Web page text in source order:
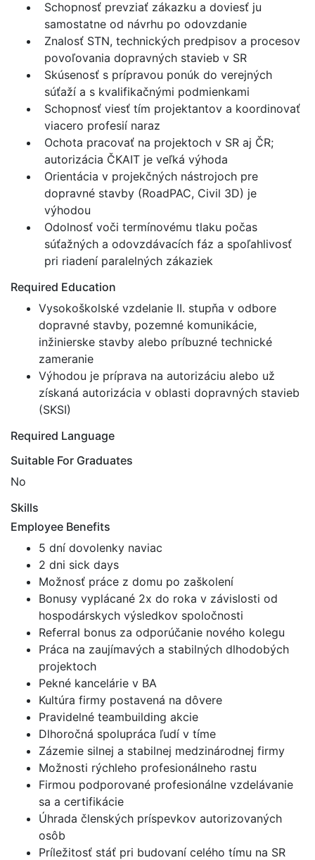
Schopnosť prevziať zákazku a doviesť ju
samostatne od návrhu po odovzdanie
Znalosť STN, technických predpisov a procesov
povoľovania dopravných stavieb v SR
Skúsenosť s prípravou ponúk do verejných
súťaží a s kvalifikačnými podmienkami
Schopnosť viesť tím projektantov a koordinovať
viacero profesií naraz
Ochota pracovať na projektoch v SR aj ČR;
autorizácia ČKAIT je veľká výhoda
Orientácia v projekčných nástrojoch pre
dopravné stavby (RoadPAC, Civil 3D) je
výhodou
Odolnosť voči termínovému tlaku počas
súťažných a odovzdávacích fáz a spoľahlivosť
pri riadení paralelných zákaziek
Required Education
Vysokoškolské vzdelanie II. stupňa v odbore
dopravné stavby, pozemné komunikácie,
inžinierske stavby alebo príbuzné technické
zameranie
Výhodou je príprava na autorizáciu alebo už
získaná autorizácia v oblasti dopravných stavieb
(SKSI)
Required Language
Suitable For Graduates
No
Skills
Employee Benefits
5 dní dovolenky naviac
2 dni sick days
Možnosť práce z domu po zaškolení
Bonusy vyplácané 2x do roka v závislosti od
hospodárskych výsledkov spoločnosti
Referral bonus za odporúčanie nového kolegu
Práca na zaujímavých a stabilných dlhodobých
projektoch
Pekné kancelárie v BA
Kultúra firmy postavená na dôvere
Pravidelné teambuilding akcie
Dlhoročná spolupráca ľudí v tíme
Zázemie silnej a stabilnej medzinárodnej firmy
Možnosti rýchleho profesionálneho rastu
Firmou podporované profesionálne vzdelávanie
sa a certifikácie
Úhrada členských príspevkov autorizovaných
osôb
Príležitosť stáť pri budovaní celého tímu na SR